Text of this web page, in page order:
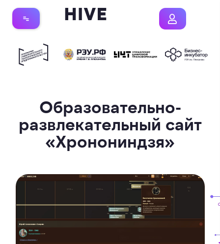
Образовательно-
развлекательный сайт
«Хронониндзя»